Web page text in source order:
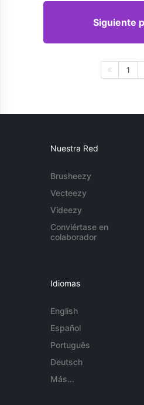
Siguiente
1
Nuestra Red
Brusheezy
Vecteezy
Videezy
Conviértase en
colaborador
Idiomas
English
Español
Português
Deutsch
Más...